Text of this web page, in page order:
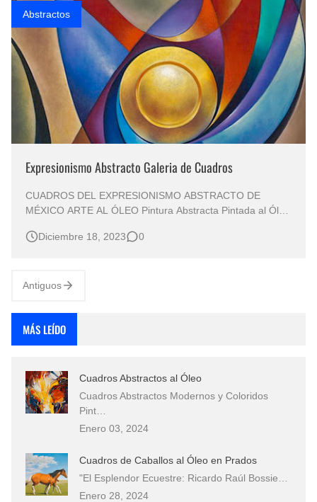
Abstractos
Expresionismo Abstracto Galeria de Cuadros
CUADROS DEL EXPRESIONISMO ABSTRACTO DE
MÉXICO ARTE AL ÓLEO Pintura Abstracta Pintada al Óleo
México) Arte, Color y Abstracción en la Pintura al Óleo
Diciembre 18, 2023 0
Antiguos
MÁS LEÍDO
Cuadros Abstractos al Óleo
Cuadros Abstractos Modernos y Coloridos
Pint…
Enero 03, 2024
Cuadros de Caballos al Óleo en Prados
"El Esplendor Ecuestre: Ricardo Raúl Bossie…
Enero 28, 2024